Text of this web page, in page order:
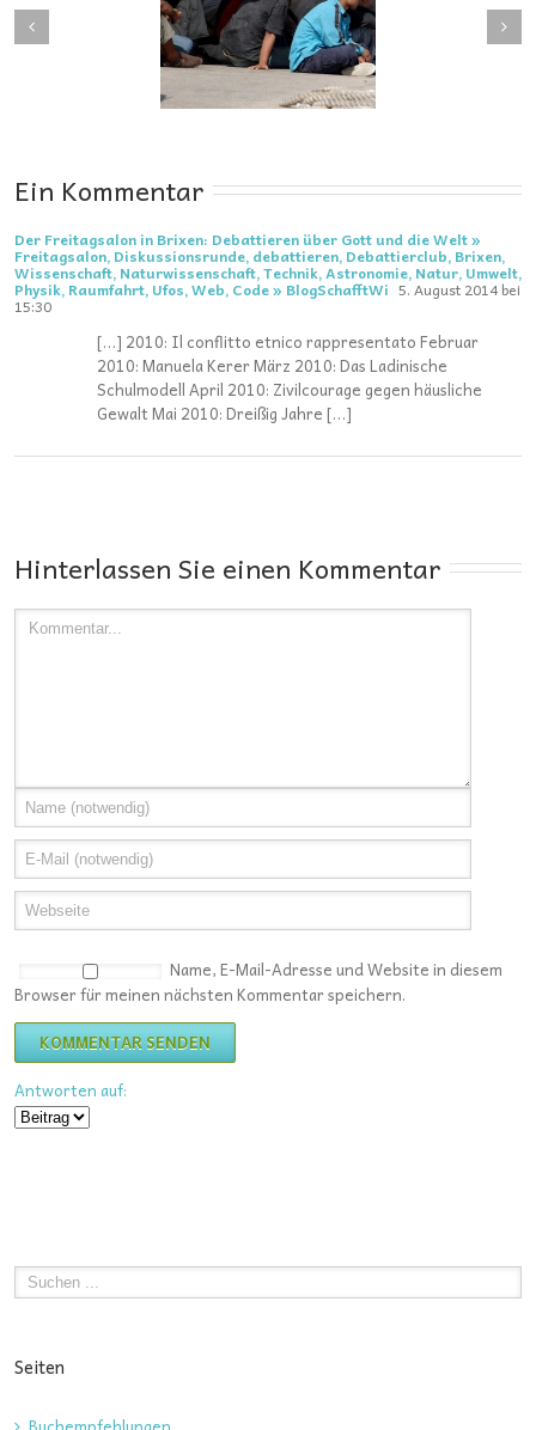
Ankündigung
April
Ankündigung
Freitagsalon März
2015: Ukraine –
Ein Kommentar
Der Freitagsalon in Brixen: Debattieren über Gott und die Welt »
Freitagsalon, Diskussionsrunde, debattieren, Debattierclub, Brixen,
Wissenschaft, Naturwissenschaft, Technik, Astronomie, Natur, Umwelt,
Physik, Raumfahrt, Ufos, Web, Code » BlogSchafftWi 5. August 2014 bei
15:30
[…] 2010: Il conflitto etnico rappresentato Februar
2010: Manuela Kerer März 2010: Das Ladinische
Schulmodell April 2010: Zivilcourage gegen häusliche
Gewalt Mai 2010: Dreißig Jahre […]
Hinterlassen Sie einen Kommentar
Name, E-Mail-Adresse und Website in diesem
Browser für meinen nächsten Kommentar speichern.
Antworten auf:
Seiten